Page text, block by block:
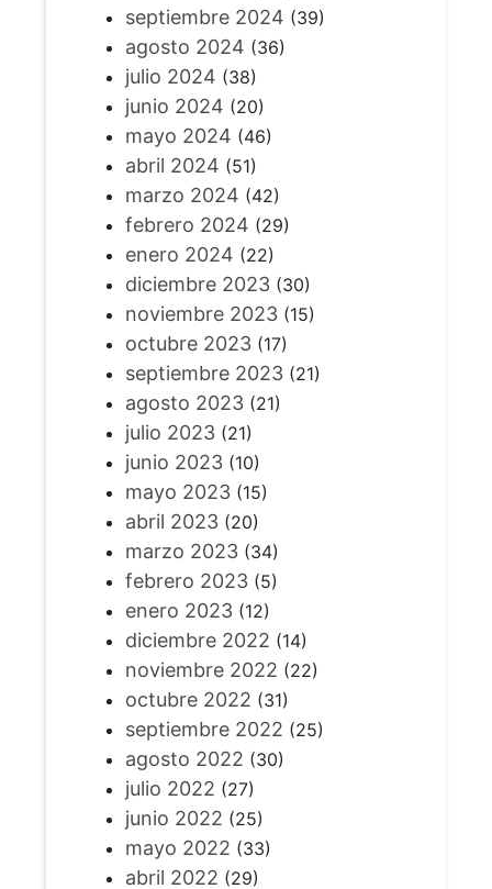
septiembre 2024 (39)
agosto 2024 (36)
julio 2024 (38)
junio 2024 (20)
mayo 2024 (46)
abril 2024 (51)
marzo 2024 (42)
febrero 2024 (29)
enero 2024 (22)
diciembre 2023(30)
noviembre 2023(15)
octubre 2023(17)
septiembre 2023(21)
agosto 2023(21)
julio 2023(21)
junio 2023(10)
mayo 2023(15)
abril 2023(20)
marzo 2023(34)
febrero 2023(5)
enero 2023(12)
diciembre 2022 (14)
noviembre 2022 (22)
octubre 2022 (31)
septiembre 2022 (25)
agosto 2022 (30)
julio 2022 (27)
junio 2022 (25)
mayo 2022 (33)
abril 2022 (29)